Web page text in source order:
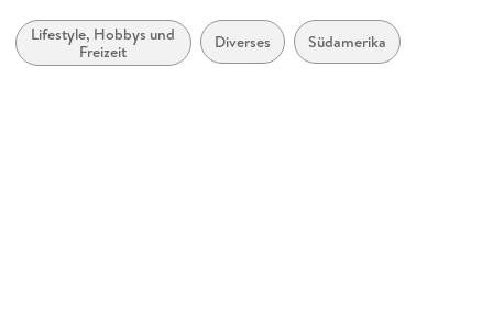
Größe (L/B/H)
347/249/6 mm
Lifestyle, Hobbys und
Freizeit
Diverses Südamerika